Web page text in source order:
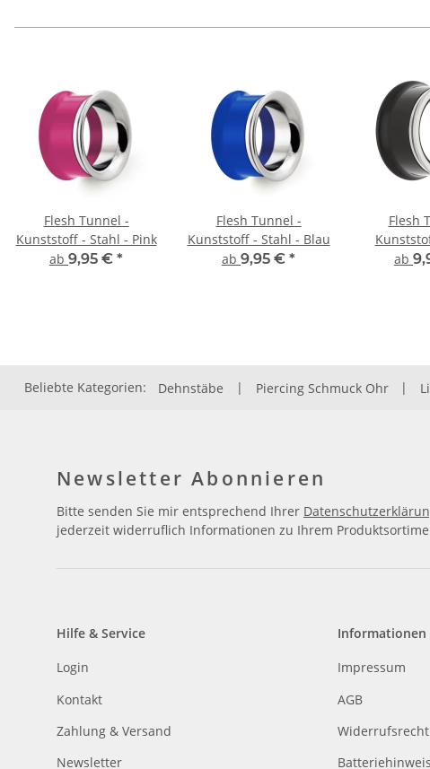
Flesh Tunnel -
Kunststoff - Stahl - Pink
ab 9,95 € *
Flesh Tunnel -
Kunststoff - Stahl - Blau
ab 9,95 € *
Flesh
ab
Beliebte Kategorien: Dehnstäbe | Piercing Schmuck Ohr |
Newsletter Abonnieren
Bitte senden Sie mir entsprechend Ihrer
jederzeit widerruflich Informationen zu Ihrem
Hilfe & Service
Login
Kontakt
Zahlung & Versand
Newsletter
Informationen
Impressum
AGB
Widerrufsrecht
Batteriehinweis